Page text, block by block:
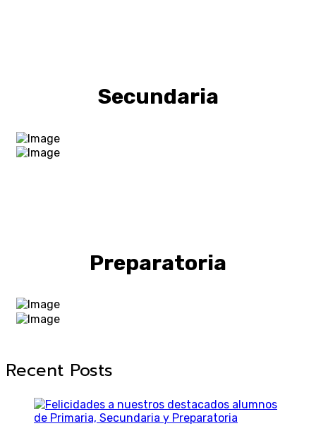
Secundaria
Preparatoria
Recent Posts